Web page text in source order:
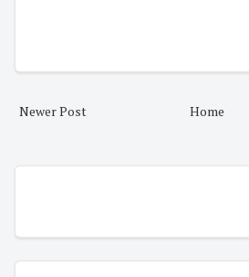
Newer Post Home